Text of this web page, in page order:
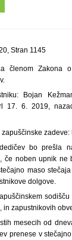
Stran 1145
členom Zakona
Bojan
17. 6. 2019,
zadeve:
bo prešla
če noben upnik ne
maso
dolgove.
in zapustnikovih
mesecih od
prenese v